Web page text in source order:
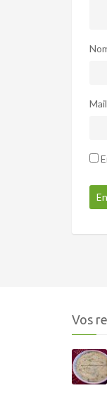
Mail
Vos